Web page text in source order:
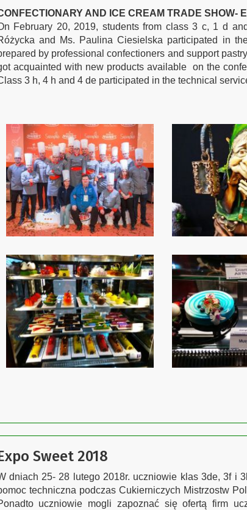
AND ICE CREAM TRADE SHOW-
February 20, 2019, students from class 3 c, 1 d
and Ms. Paulina Ciesielska participated in
by professional confectioners and support
acquainted with new products available on the
3 h, 4 h and 4 de participated in the technical
Sweet 2018
dniach 25- 28 lutego 2018r. uczniowie klas 3de, 3f i
techniczna podczas Cukierniczych Mistrzostw
uczniowie mogli zapoznać się ofertą firm